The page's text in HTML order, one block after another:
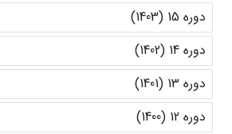
دوره 15 (1403)
دوره 14 (1402)
دوره 13 (1401)
دوره 12 (1400)